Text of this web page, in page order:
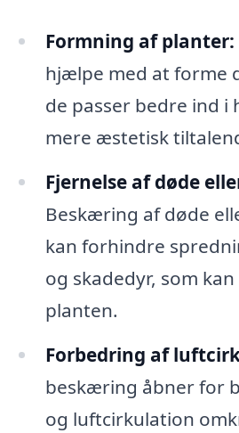
Formning af planter:
hjælpe med at forme
de passer bedre ind i
mere æstetisk
Fjernelse af døde
Beskæring af døde
kan forhindre
og skadedyr, som
planten.
Forbedring af
beskæring åbner for
og luftcirkulation